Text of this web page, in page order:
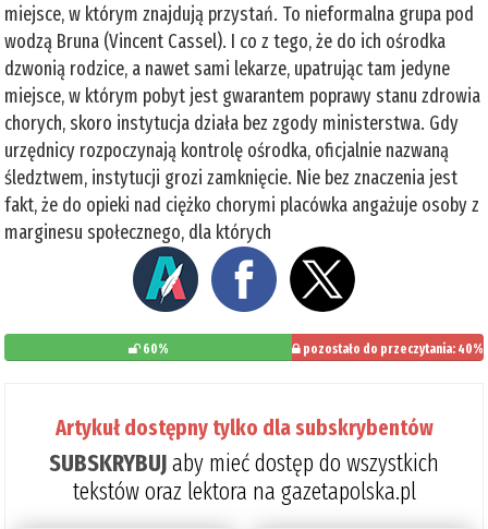
miejsce, w którym znajdują przystań. To nieformalna grupa pod
wodzą Bruna (Vincent Cassel). I co z tego, że do ich ośrodka
dzwonią rodzice, a nawet sami lekarze, upatrując tam jedyne
miejsce, w którym pobyt jest gwarantem poprawy stanu zdrowia
chorych, skoro instytucja działa bez zgody ministerstwa. Gdy
urzędnicy rozpoczynają kontrolę ośrodka, oficjalnie nazwaną
śledztwem, instytucji grozi zamknięcie. Nie bez znaczenia jest
fakt, że do opieki nad ciężko chorymi placówka angażuje osoby z
marginesu społecznego, dla których
60% pozostało do przeczytania: 40%
Artykuł dostępny tylko dla subskrybentów
SUBSKRYBUJaby mieć dostęp do wszystkich
tekstów oraz lektora na gazetapolska.pl